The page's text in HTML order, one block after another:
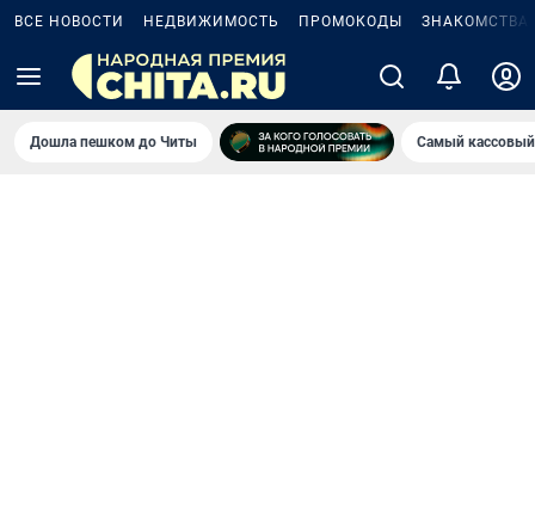
ВСЕ НОВОСТИ НЕДВИЖИМОСТЬ ПРОМОКОДЫ ЗНАКОМСТВА
Дошла пешком до Читы Самый